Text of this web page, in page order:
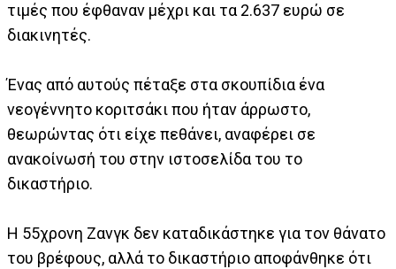
τιμές που έφθαναν μέχρι και τα 2.637 ευρώ σε
διακινητές.
Ένας από αυτούς πέταξε στα σκουπίδια ένα
νεογέννητο κοριτσάκι που ήταν άρρωστο,
θεωρώντας ότι είχε πεθάνει, αναφέρει σε
ανακοίνωσή του στην ιστοσελίδα του το
δικαστήριο.
Η 55χρονη Ζανγκ δεν καταδικάστηκε για τον θάνατο
του βρέφους, αλλά το δικαστήριο αποφάνθηκε ότι